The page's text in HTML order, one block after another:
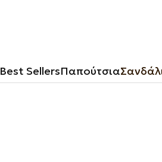
Best SellersΠαπούτσια